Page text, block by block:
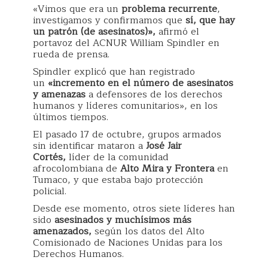
«Vimos que era un problema recurrente,
investigamos y confirmamos que sí, que hay
un patrón (de asesinatos)», afirmó el
portavoz del ACNUR William Spindler en
rueda de prensa.
Spindler explicó que han registrado
un «incremento en el número de asesinatos
y amenazasa defensores de los derechos
humanos y líderes comunitarios», en los
últimos tiempos.
El pasado 17 de octubre, grupos armados
sin identificar mataron aJosé Jair
Cortés, líder de la comunidad
afrocolombiana de Alto Mira y Fronteraen
Tumaco, y que estaba bajo protección
policial.
Desde ese momento, otros siete líderes han
sido asesinados y muchísimos más
amenazados, según los datos del Alto
Comisionado de Naciones Unidas para los
Derechos Humanos.